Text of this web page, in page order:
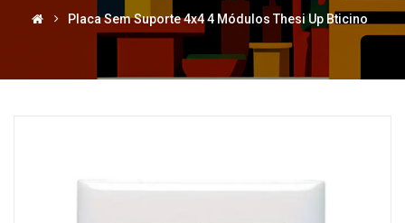
Placa Sem Suporte 4x4 4 Módulos Thesi Up Bticino